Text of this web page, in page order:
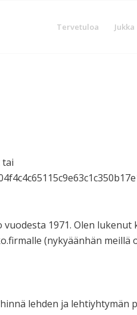
Tervetuloa Jukka
tai
1971. Olen lukenut
(nykyäänhän meillä
lehden ja lehtiyhtymän